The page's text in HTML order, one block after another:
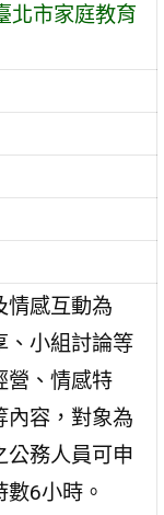
北市家庭教育
情感互動為
、小組討論等
營、情感特
內容，對象為
公務人員可申
6小時。